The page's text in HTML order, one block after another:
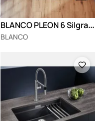
B
LANCO PLEON 6 Silgranit
BLANCO